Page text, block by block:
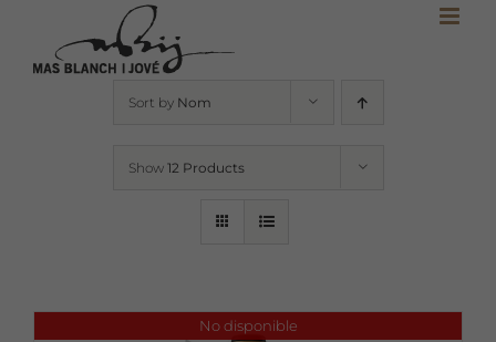
content
Sort by Nom
Show 12 Products
No disponible